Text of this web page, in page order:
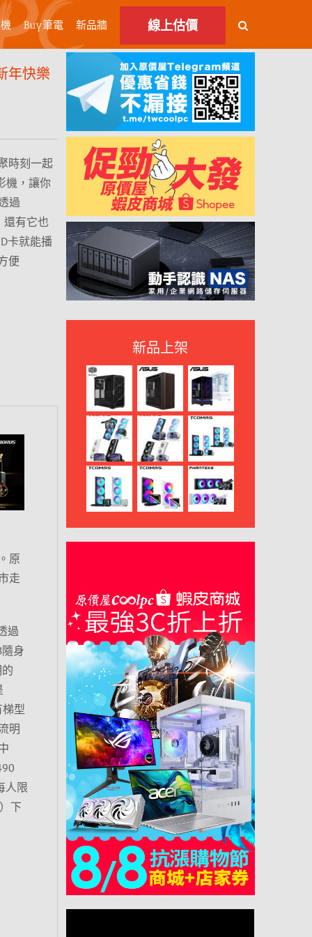
Buy筆電 新品牆 線上估價
年快樂
時刻一起
機，讓你
過
還有它也
卡就能播
便
原
走
過
身
型
明
人限
下
新品上架